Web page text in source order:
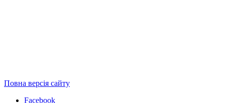
Повна версія сайту
Facebook